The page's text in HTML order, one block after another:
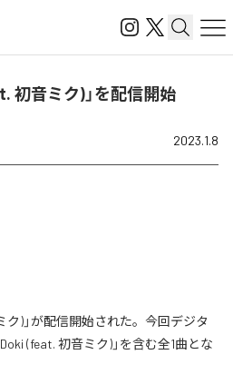
初音ミク)」を配信開始
2023.1.8
ク)」が配信開始された。今回デジタ
(feat. 初音ミク)」を含む全1曲とな